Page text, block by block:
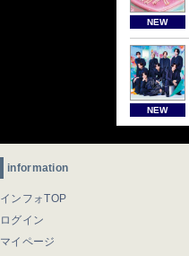
NEW
NEW
information
インフォTOP
ログイン
マイページ